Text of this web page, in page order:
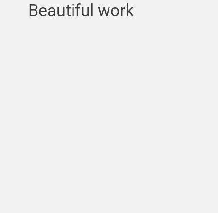
Beautiful work